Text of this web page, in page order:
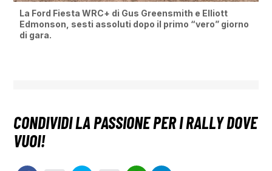
La Ford Fiesta WRC+ di Gus Greensmith e Elliott
Edmonson, sesti assoluti dopo il primo “vero” giorno
di gara.